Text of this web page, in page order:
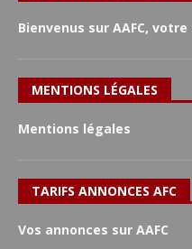
Bienvenus sur AAFC,
MENTIONS LÉGALES
Mentions légales
TARIFS ANNONCES AFC
Vos annonces sur AAFC